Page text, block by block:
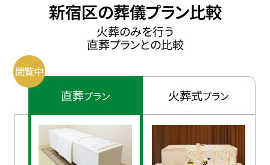
新宿区の葬儀プラン比較
火葬のみを行う
直葬プランとの比較
直葬プラン 火葬式プラン